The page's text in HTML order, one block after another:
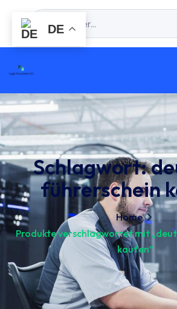
Schlagwort:
führerschein
Home
Produkte verschlagwortet mit
kaufen“
DE